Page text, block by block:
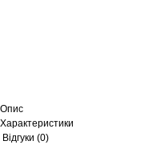
Опис
Характеристики
Відгуки (0)